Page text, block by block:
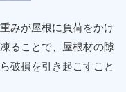
みが屋根に負荷をかけ
ることで、屋根材の隙
破損を引き起こすこと